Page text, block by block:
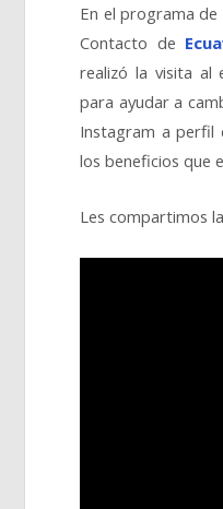
En el programa de
Contacto de
realizó la visita al
para ayudar a
Instagram a perfil
los beneficios que
Les compartimos